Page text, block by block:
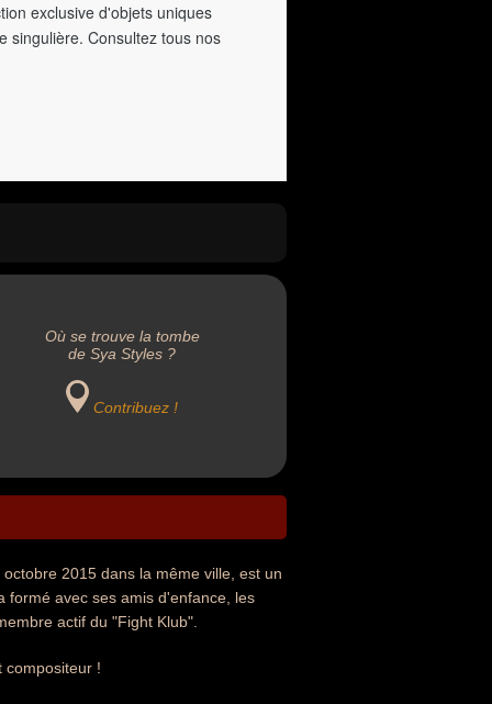
exclusive d'objets uniques
singulière. Consultez tous nos
Où se trouve la tombe
de Sya Styles ?
Contribuez !
2015 dans la même ville, est un
formé avec ses amis d'enfance, les
actif du "Fight Klub".
compositeur !